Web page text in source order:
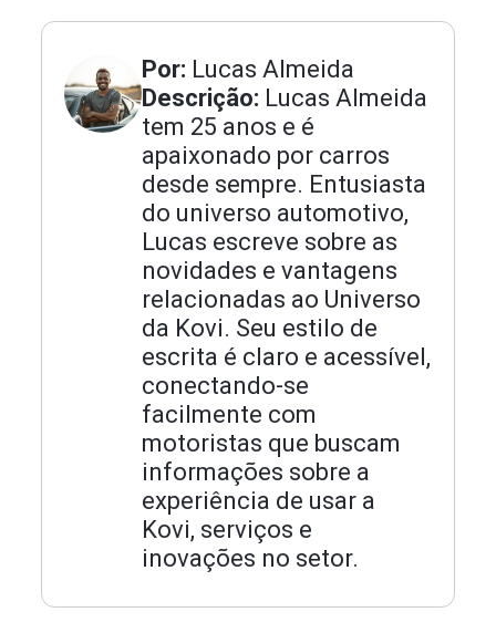
Por: Lucas Almeida
Descrição: Lucas Almeida
tem 25 anos e é
apaixonado por carros
desde sempre. Entusiasta
do universo automotivo,
Lucas escreve sobre as
novidades e vantagens
relacionadas ao Universo
da Kovi. Seu estilo de
escrita é claro e acessível,
conectando-se
facilmente com
motoristas que buscam
informações sobre a
experiência de usar a
Kovi, serviços e
inovações no setor.